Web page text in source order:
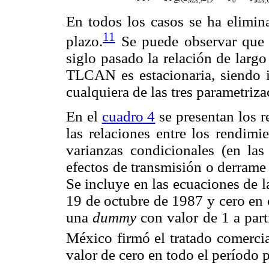
En todos los casos se ha
plazo.11
Se puede observar
siglo pasado la relación de
TLCAN es estacionaria, siendo
cualquiera de las tres
En el cuadro 4 se presentan los
las relaciones entre los
varianzas condicionales (en
efectos de transmisión o
Se incluye en las ecuaciones de
19 de octubre de 1987 y cero
unadummy con valor de 1 a
México firmó el tratado
valor de cero en todo el período